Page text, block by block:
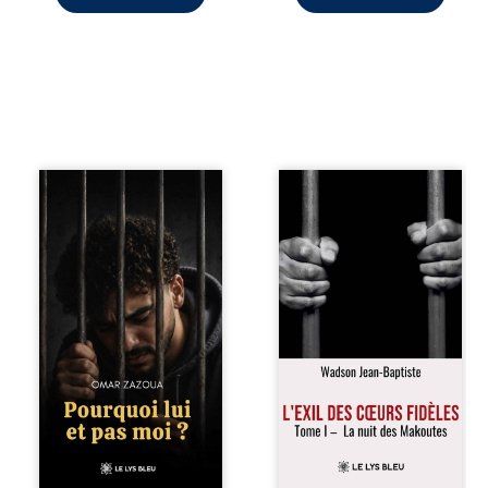
Pourquoi lui et pas
moi ? raconte le
parcours de
l’auteur marqué
par les mauvais
choix, la chute et
l’épreuve de
l’enfermement.
Mais il dévoile
également les
espoirs qui lui ont
permis de ne pas
renoncer. Au-delà
d’une histoire
témoignage
« Une nuit suffit
parfois pour briser
une famille… mais
certaines fidélités
traversent les
années. » Haïti,
sous la dictature
des Duvalier. La
peur s’étend
jusque dans les
villages les plus
reculés. À Bainet,
Jean-Joël Joli
mène une
avec sa famille.